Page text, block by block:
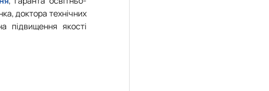
доктора технічних
підвищення якості